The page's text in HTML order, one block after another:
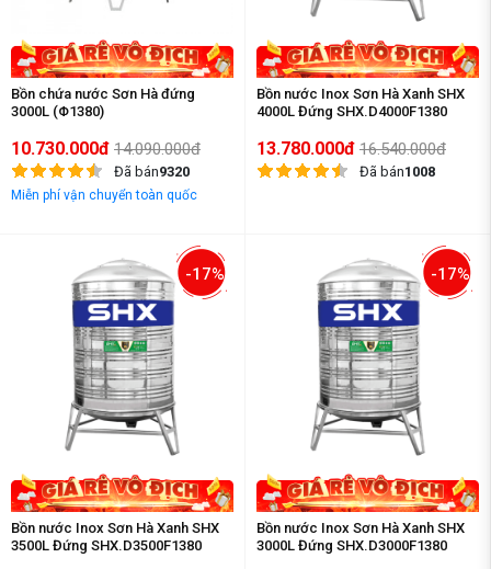
Bồn chứa nước Sơn Hà đứng
3000L (Φ1380)
10.730.000đ 14.090.000đ
Đã bán9320
Miễn phí vận chuyển toàn quốc
Bồn nước Inox Sơn Hà Xanh SHX
4000L Đứng SHX.D4000F1380
13.780.000đ 16.540.000đ
Đã bán1008
-17%
Bồn nước Inox Sơn Hà Xanh SHX
3500L Đứng SHX.D3500F1380
-17%
Bồn nước Inox Sơn Hà Xanh SHX
3000L Đứng SHX.D3000F1380